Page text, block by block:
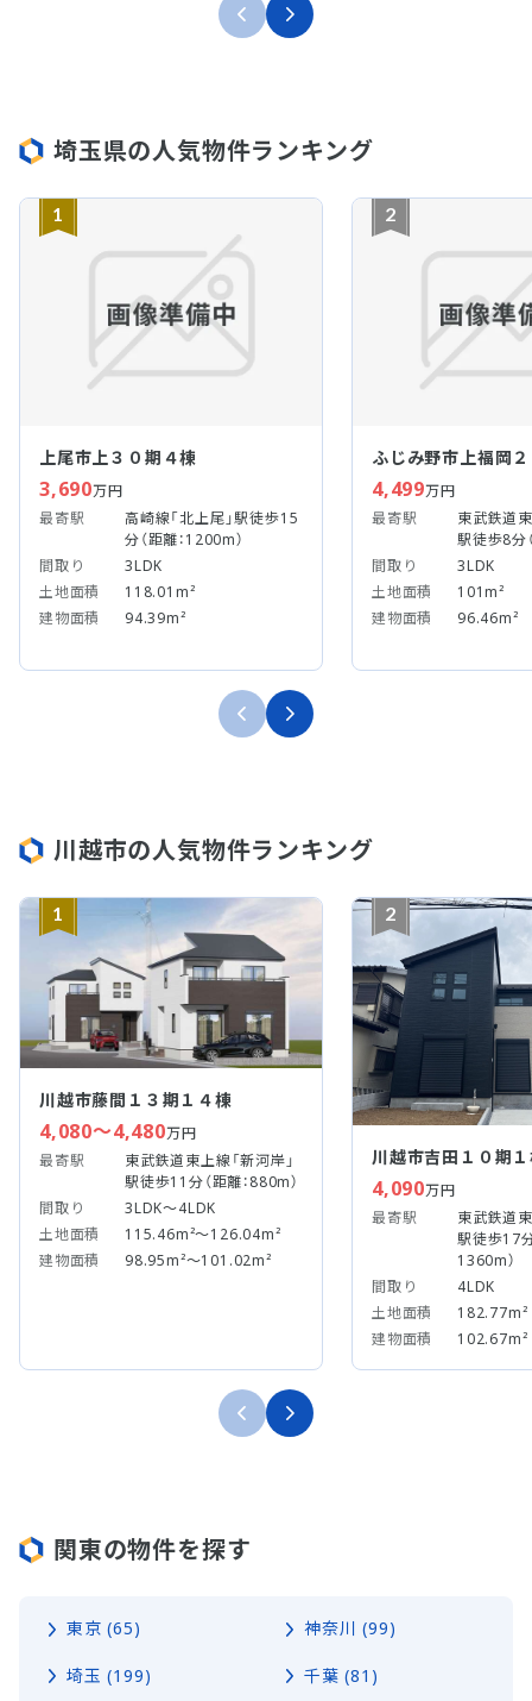
埼玉県の人気物件ランキング
1
上尾市上３０期４棟
3,690万円
最寄駅
高崎線「北上尾」駅徒歩15
分（距離：1200m）
間取り
3LDK
土地面積
118.01m²
建物面積
94.39m²
2
ふじみ野市上福岡
4,499万円
最寄駅
東武鉄道
駅徒歩8分
間取り
3LDK
土地面積
101m²
建物面積
96.46m²
川越市の人気物件ランキング
1
川越市藤間１３期１４棟
4,080～4,480万円
最寄駅
東武鉄道東上線「新河岸」
駅徒歩11分（距離：880m）
間取り
3LDK～4LDK
土地面積
115.46m²～126.04m²
建物面積
98.95m²～101.02m²
2
川越市吉田１０期
4,090万円
最寄駅
東武鉄道
駅徒歩17分
1360m）
間取り
4LDK
土地面積
182.77m²
建物面積
102.67m²
関東の物件を探す
東京 (65) 神奈川 (99)
埼玉 (199) 千葉 (81)